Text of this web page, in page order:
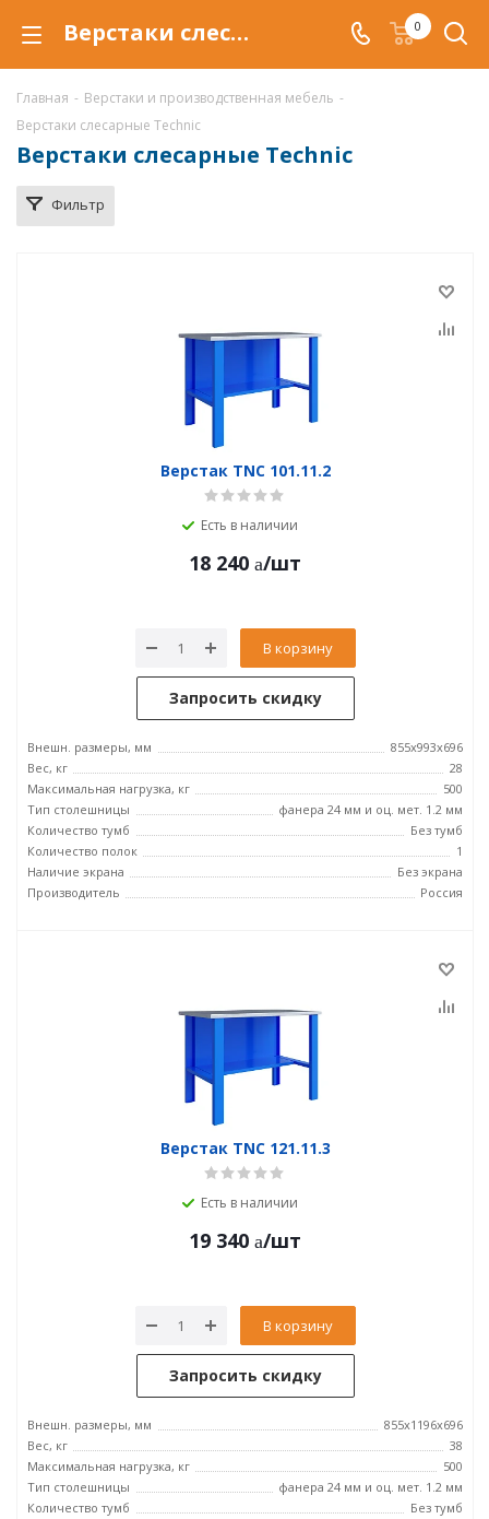
Верстаки слесарные купить по низкой цене в Саратове 0
Главная - Верстаки и производственная мебель -
Верстаки слесарные Technic
Верстаки слесарные Technic
Фильтр
Верстак TNC 101.11.2
Есть в наличии
18 240 /шт
В корзину
Запросить скидку
Внешн. размеры, мм
855x993x696
Вес, кг
28
Максимальная нагрузка, кг
500
Тип столешницы
фанера 24 мм и оц. мет. 1.2 мм
Количество тумб
Без тумб
Количество полок
1
Наличие экрана
Без экрана
Производитель
Россия
Верстак TNC 121.11.3
Есть в наличии
19 340 /шт
В корзину
Запросить скидку
Внешн. размеры, мм
855x1196x696
Вес, кг
38
Максимальная нагрузка, кг
500
Тип столешницы
фанера 24 мм и оц. мет. 1.2 мм
Количество тумб
Без тумб